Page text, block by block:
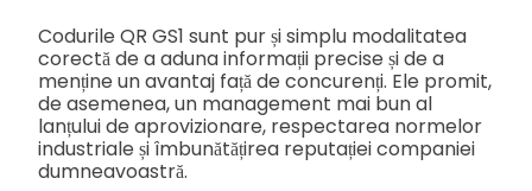
Codurile QR GS1 sunt pur și simplu modalitatea
corectă de a aduna informații precise și de a
menține un avantaj față de concurenți. Ele promit,
de asemenea, un management mai bun al
lanțului de aprovizionare, respectarea normelor
industriale și îmbunătățirea reputației companiei
dumneavoastră.